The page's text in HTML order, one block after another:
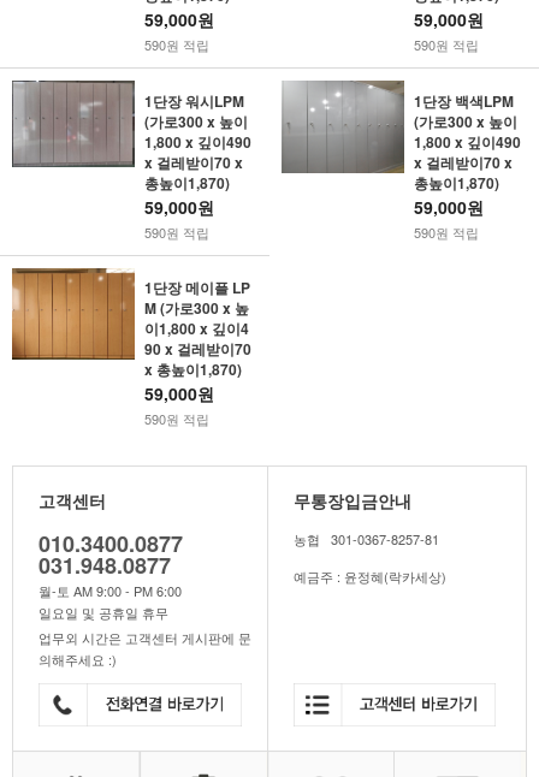
59,000원
590원 적립
59,000원
590원 적립
1단장 워시LPM
(가로300 x 높이
1,800 x 깊이490
x 걸레받이70 x
총높이1,870)
59,000원
590원 적립
1단장 백색LPM
(가로300 x 높이
1,800 x 깊이490
x 걸레받이70 x
총높이1,870)
59,000원
590원 적립
1단장 메이플 LP
M (가로300 x 높
이1,800 x 깊이4
90 x 걸레받이70
x 총높이1,870)
59,000원
590원 적립
고객센터
010.3400.0877
031.948.0877
월-토 AM 9:00 - PM 6:00
일요일 및 공휴일 휴무
업무외 시간은 고객센터 게시판에 문
의해주세요 :)
무통장입금안내
농협 301-0367-8257-81
예금주 : 윤정혜(락카세상)